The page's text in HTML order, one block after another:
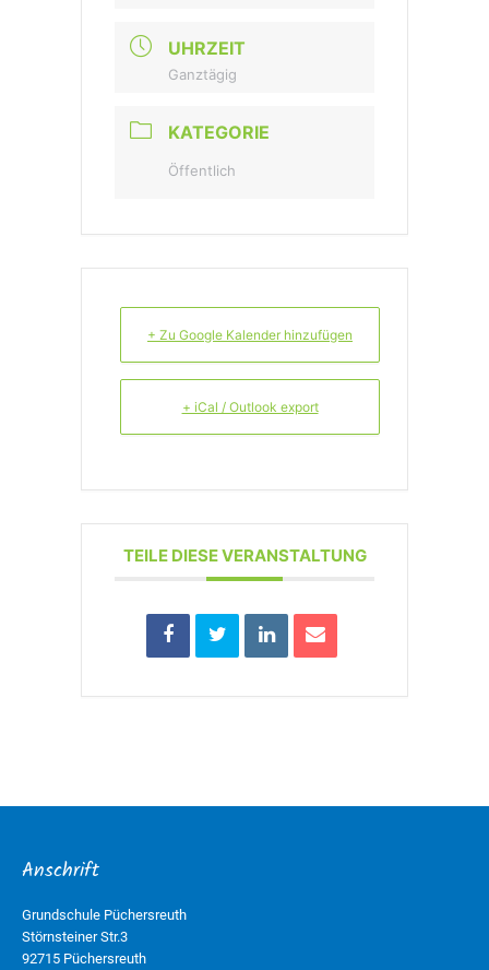
UHRZEIT
Ganztägig
KATEGORIE
Öffentlich
+ Zu Google Kalender hinzufügen
+ iCal / Outlook export
TEILE DIESE VERANSTALTUNG
Anschrift
Grundschule Püchersreuth
Störnsteiner Str.3
92715 Püchersreuth